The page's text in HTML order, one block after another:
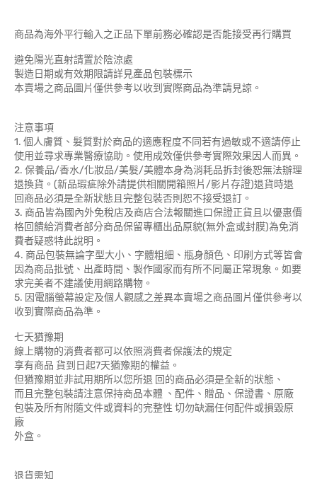
商品為海外平行輸入之正品下單前務必確認是否能接受再行購買
避免陽光直射請置於陰涼處
製造日期或有效期限請詳見產品包裝標示
本賣場之商品圖片僅供參考以收到實際商品為準請見諒。
注意事項
1. 個人膚質、髮質對於商品的適應程度不同若有過敏或不適請停止
使用並尋求專業醫療協助。使用成效僅供參考實際效果因人而異。
2. 保養品/香水/化妝品/美髮/美體本身為消耗品拆封後恕無法辦理
退換貨。(新品瑕疵除外請提供相關開箱照片/影片存證)退貨時退
回商品必須是全新狀態且完整包裝否則恕不接受退訂。
3. 商品皆為國內外免稅店及商店合法報關進口保證正貨且以優惠價
格回饋給消費者部分商品保留專櫃出品原貌(無外盒或封膜)為免消
費者疑惑特此說明。
4. 商品包裝無論字型大小、字體粗細、瓶身顏色、印刷方式等皆會
因為商品批號、出產時間、製作國家而有所不同屬正常現象。如要
求完美者不建議使用網路購物。
5. 因電腦螢幕設定及個人觀感之差異本賣場之商品圖片僅供參考以
收到實際商品為準。
七天猶豫期
線上購物的消費者都可以依照消費者保護法的規定
享有商品 貨到日起7天猶豫期的權益。
但猶豫期並非試用期所以您所退 回的商品必須是全新的狀態、
而且完整包裝請注意保持商品本體 、配件、贈品、保證書、原廠
包裝及所有附隨文件或資料的完整性 切勿缺漏任何配件或損毀原
廠
外盒。
退貨需知